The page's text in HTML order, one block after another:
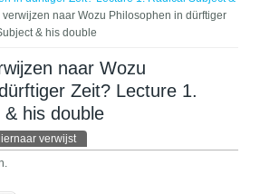
naar Wozu Philosophen in dürftiger
& his double
naar Wozu
Zeit? Lecture 1.
& his double
verwijst(actieve tabblad)